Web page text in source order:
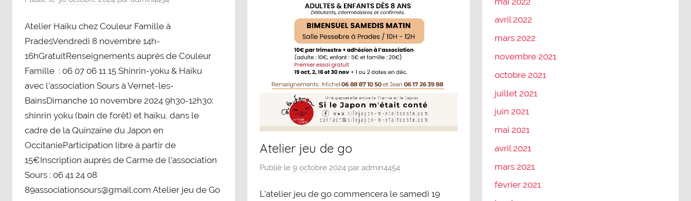
Atelier Haïku chez Couleur Famille à
PradesVendredi 8 novembre 14h-
16hGratuitRenseignements auprès de Couleur
Famille : 06 07 06 11 15 Shinrin-yoku & Haïku
avec l’association Sours à Vernet-les-
BainsDimanche 10 novembre 2024 9h30-12h30:
shinrin yoku (bain de forêt) et haïku, dans le
cadre de la Quinzaine du Japon en
OccitanieParticipation libre à partir de
15€Inscription auprès de Carme de l’association
Sours : 06 41 24 08
89associationsours@gmail.com Atelier jeu de Go
Atelier jeu de go
Publié le9 octobre 2024 paradmin4454
L’atelier jeu de go commencera le samedi 19
avril 2022
mars 2022
novembre 2021
octobre 2021
juillet 2021
juin 2021
mai 2021
avril 2021
mars 2021
février 2021